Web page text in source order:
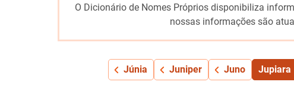
O Dicionário de Nomes Próprios disponibiliza
nossas informações são
Júnia Juniper Juno Jupiara